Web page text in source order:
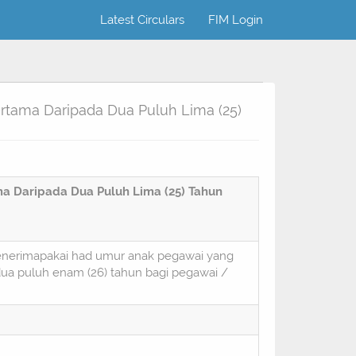
Latest Circulars FIM Login
Daripada Dua Puluh Lima (25)
Daripada Dua Puluh Lima (25) Tahun
had umur anak pegawai yang
puluh enam (26) tahun bagi pegawai /